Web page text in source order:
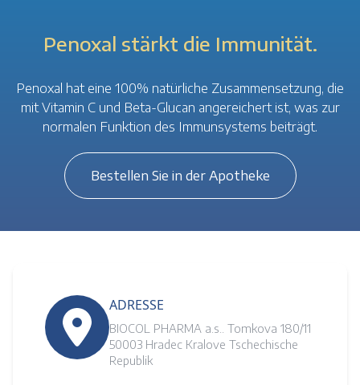
Penoxal stärkt die Immunität.
Penoxal hat eine 100% natürliche Zusammensetzung, die
mit Vitamin C und Beta-Glucan angereichert ist, was zur
normalen Funktion des Immunsystems beiträgt.
Bestellen Sie in der Apotheke
ADRESSE
BIOCOL PHARMA a.s.. Tomkova 180/11
50003 Hradec Kralove Tschechische
Republik